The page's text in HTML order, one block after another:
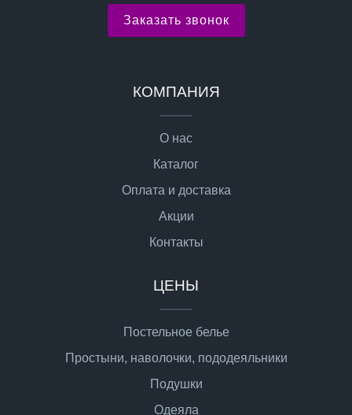
Заказать звонок
КОМПАНИЯ
О нас
Каталог
Оплата и доставка
Акции
Контакты
ЦЕНЫ
Постельное белье
Простыни, наволочки, пододеяльники
Подушки
Одеяла